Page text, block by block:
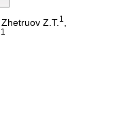
,Zhetruov Z.T. 1
1